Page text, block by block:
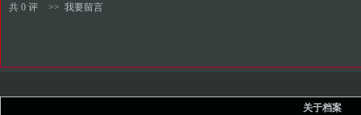
共 0 评
>> 我要留言
关于档案